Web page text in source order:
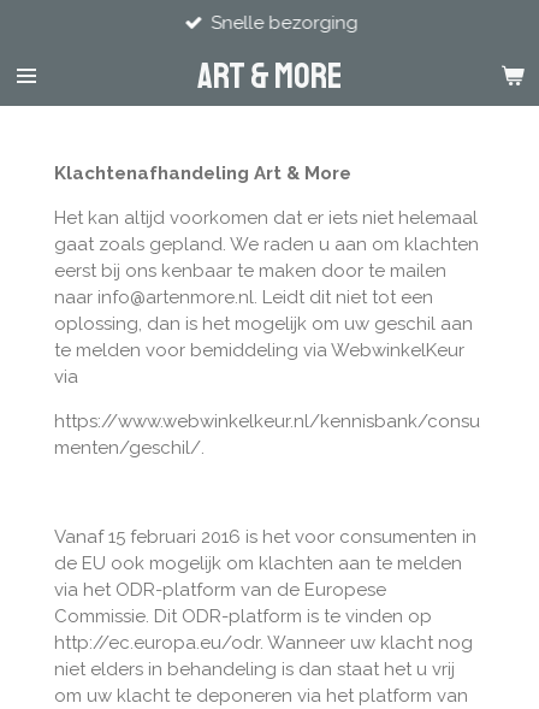
naar
de
Art & more
Snelle bezorging
Klachtenafhandeling Art & More
Het kan altijd voorkomen dat er iets niet helemaal
gaat zoals gepland. We raden u aan om klachten
eerst bij ons kenbaar te maken door te mailen
naar info@artenmore.nl. Leidt dit niet tot een
oplossing, dan is het mogelijk om uw geschil aan
te melden voor bemiddeling via WebwinkelKeur
via
https://www.webwinkelkeur.nl/kennisbank/consu
menten/geschil/.
Vanaf 15 februari 2016 is het voor consumenten in
de EU ook mogelijk om klachten aan te melden
via het ODR-platform van de Europese
Commissie. Dit ODR-platform is te vinden op
http://ec.europa.eu/odr. Wanneer uw klacht nog
niet elders in behandeling is dan staat het u vrij
om uw klacht te deponeren via het platform van